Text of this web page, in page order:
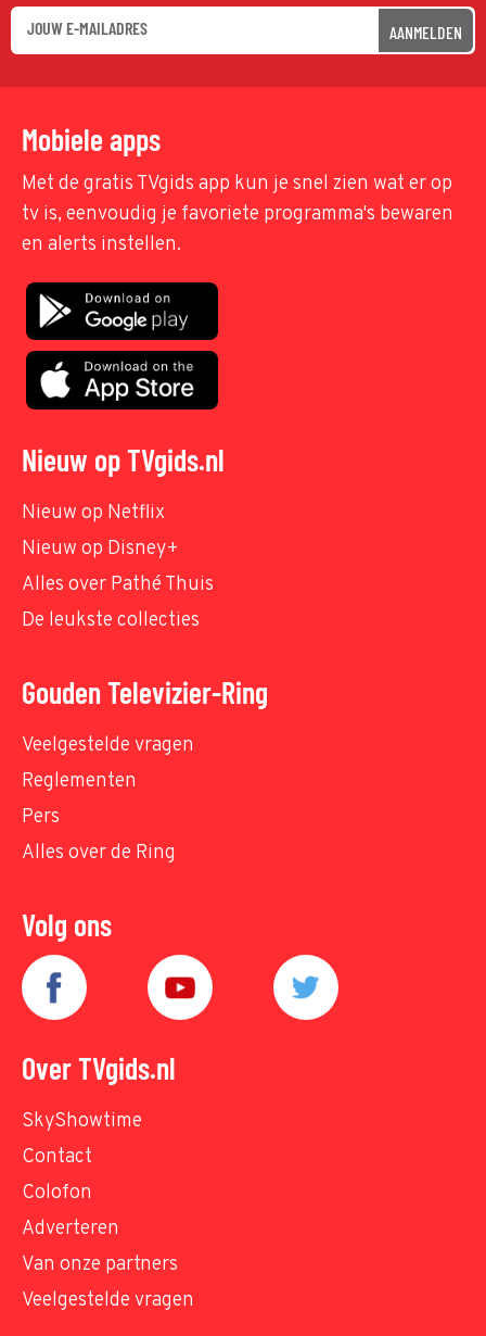
AANMELDEN
Mobiele apps
Met de gratis TVgids app kun je snel zien wat er op
tv is, eenvoudig je favoriete programma's bewaren
en alerts instellen.
Nieuw op TVgids.nl
Nieuw op Netflix
Nieuw op Disney+
Alles over Pathé Thuis
De leukste collecties
Gouden Televizier-Ring
Veelgestelde vragen
Reglementen
Pers
Alles over de Ring
Volg ons
Over TVgids.nl
SkyShowtime
Contact
Colofon
Adverteren
Van onze partners
Veelgestelde vragen